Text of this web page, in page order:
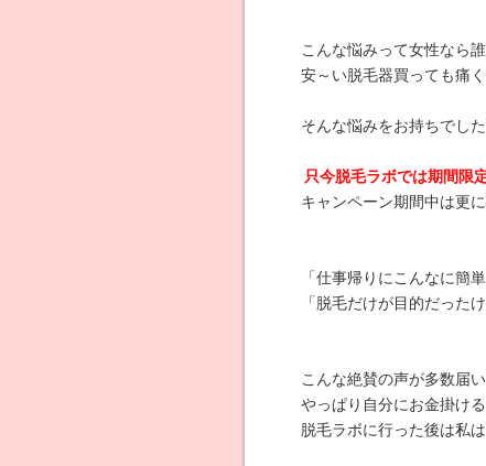
こんな悩みって女性なら
安～い脱毛器買っても痛
そんな悩みをお持ちでし
只今脱毛ラボでは期間限
キャンペーン期間中は更
「仕事帰りにこんなに簡
「脱毛だけが目的だった
こんな絶賛の声が多数届い
やっぱり自分にお金掛け
脱毛ラボに行った後は私